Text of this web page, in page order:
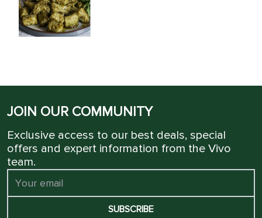
JOIN OUR COMMUNITY
Exclusive access to our best deals, special
offers and expert information from the Vivo
team.
SUBSCRIBE